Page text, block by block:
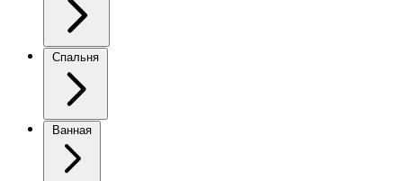
Спальня
Ванная